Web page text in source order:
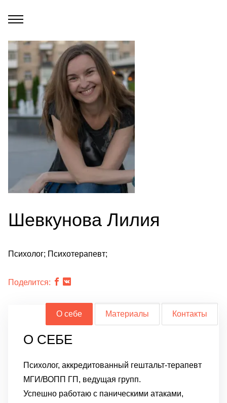
Шевкунова Лилия
Психолог; Психотерапевт;
Поделится:
О себе Материалы Контакты
О СЕБЕ
Психолог, аккредитованный гештальт-терапевт
МГИ/ВОПП ГП, ведущая групп.
Успешно работаю с паническими атаками,